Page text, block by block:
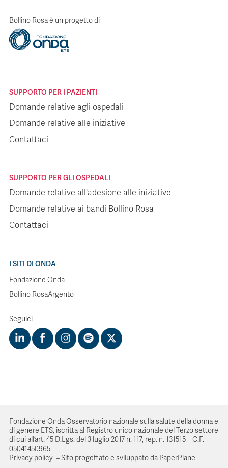
Bollino Rosa è un progetto di
SUPPORTO PER I PAZIENTI
Domande relative agli ospedali
Domande relative alle iniziative
Contattaci
SUPPORTO PER GLI OSPEDALI
Domande relative all'adesione alle iniziative
Domande relative ai bandi Bollino Rosa
Contattaci
I SITI DI ONDA
Fondazione Onda
Bollino RosaArgento
Seguici
Fondazione Onda Osservatorio nazionale sulla salute della donna e
di genere ETS, iscritta al Registro unico nazionale del Terzo settore
di cui all’art. 45 D.Lgs. del 3 luglio 2017 n. 117, rep. n. 131515 – C.F.
05041450965
Privacy policy –Sito progettato e sviluppato da PaperPlane